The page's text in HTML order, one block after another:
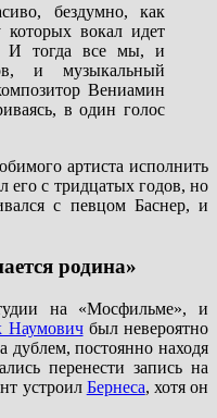
бездумно, как
вокал идет
И тогда все мы, и
и музыкальный
Вениамин
в один голос
артиста исполнить
его с тридцатых годов, но
с певцом Баснер, и
родина»
на «Мосфильме», и
Наумовичбыл невероятно
дублем, постоянно находя
перенести запись на
устроил Бернеса, хотя он